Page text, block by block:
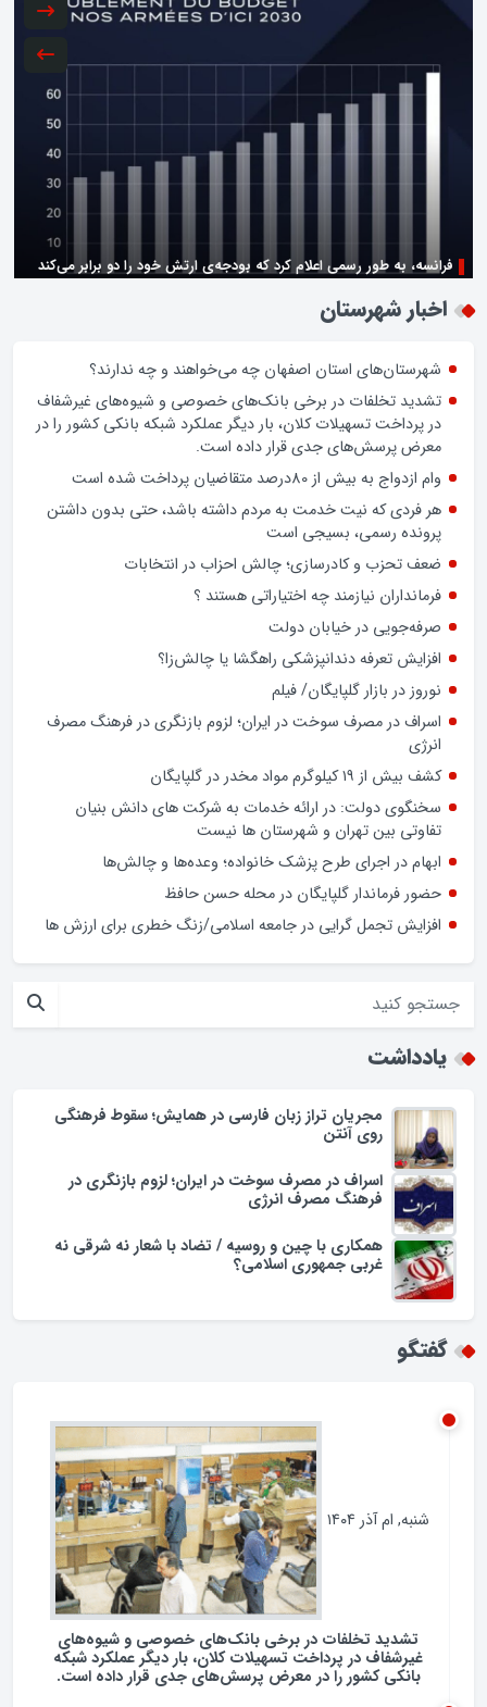
فرانسه، به طور رسمی اعلام کرد که بودجه‌ی ارتش خود را دو برابر می‌کند
زن اگر خوب باشه یه زندگی حالش خوبه/روز زن مبارک
اخبار شهرستان
شهرستان‌های استان اصفهان چه می‌خواهند و چه ندارند؟
تشدید تخلفات در برخی بانک‌های خصوصی و شیوه‌های غیرشفاف
در پرداخت تسهیلات کلان، بار دیگر عملکرد شبکه بانکی کشور را در
معرض پرسش‌های جدی قرار داده است.
وام ازدواج به بیش از 80درصد متقاضیان پرداخت شده است
هر فردی که نیت خدمت به مردم داشته باشد، حتی بدون داشتن
پرونده رسمی، بسیجی است
ضعف تحزب و کادرسازی؛ چالش احزاب در انتخابات
فرمانداران نیازمند چه اختیاراتی هستند ؟
صرفه‌جویی در خیابان دولت
افزایش تعرفه دندانپزشکی راهگشا یا چالش‌زا؟
نوروز در بازار گلپایگان/ فیلم
اسراف در مصرف سوخت در ایران؛ لزوم بازنگری در فرهنگ مصرف
انرژی
کشف بیش از ۱۹ کیلوگرم مواد مخدر در گلپایگان
سخنگوی دولت: در ارائه خدمات به شرکت های دانش بنیان
تفاوتی بین تهران و شهرستان ها نیست
افزایش تجمل گرایی در جامعه اسلامی/زنگ خطری برای ارزش ها
یادداشت
مجریان تراز زبان فارسی در همایش؛ سقوط فرهنگی
اسراف در مصرف سوخت در ایران؛ لزوم بازنگری در